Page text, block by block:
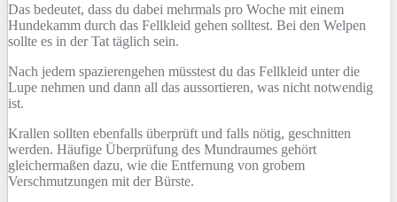
Das bedeutet, dass du dabei mehrmals pro Woche mit einem
Hundekamm durch das Fellkleid gehen solltest. Bei den Welpen
sollte es in der Tat täglich sein.
Nach jedem spazierengehen müsstest du das Fellkleid unter die
Lupe nehmen und dann all das aussortieren, was nicht notwendig
ist.
Krallen sollten ebenfalls überprüft und falls nötig, geschnitten
werden. Häufige Überprüfung des Mundraumes gehört
gleichermaßen dazu, wie die Entfernung von grobem
Verschmutzungen mit der Bürste.